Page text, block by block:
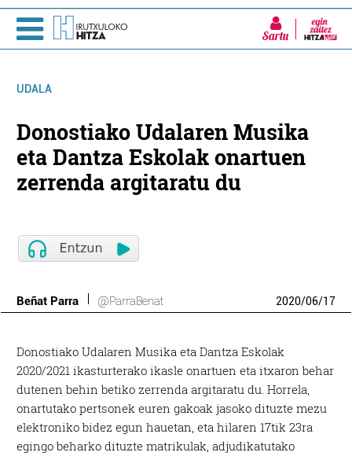
Sartu
UDALA
Donostiako Udalaren Musika
eta Dantza Eskolak onartuen
zerrenda argitaratu du
Beñat Parra @ParraBenat 2020/06/17
Donostiako Udalaren Musika eta Dantza Eskolak
2020/2021 ikasturterako ikasle onartuen eta itxaron behar
dutenen behin betiko zerrenda argitaratu du. Horrela,
onartutako pertsonek euren gakoak jasoko dituzte mezu
elektroniko bidez egun hauetan, eta hilaren 17tik 23ra
egingo beharko dituzte matrikulak, adjudikatutako